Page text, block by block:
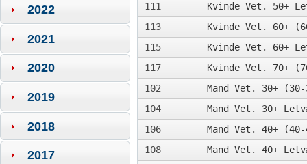
2022
2021
2020
2019
2018
2017
111
Kvinde Vet. 50+
113
Kvinde Vet. 60+
115
Kvinde Vet. 60+
117
Kvinde Vet. 70+
102
Mand Vet. 30+ (30-
104
Mand Vet. 30+
106
Mand Vet. 40+ (40-
108
Mand Vet. 40+